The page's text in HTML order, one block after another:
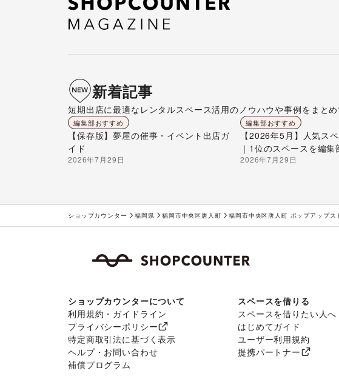
新着記事
短期出店に最適なレンタルスペース活用のノウハウや事例をまと
編集部おすすめ
【保存版】夢屋の催事・イベント出店ガ
イド
2026年7月29日
編集部おすすめ
【2026年5月】人気ス
｜1位のスペースを編集
2026年7月29日
ショップカウンター 福岡県 福岡市中央区唐人町 福岡市中央区唐人町 ポップアップス
ショップカウンターについて
利用規約・ガイドライン
プライバシーポリシー
特定商取引法に基づく表示
ヘルプ・お問い合わせ
補償プログラム
スペースを借りる
スペースを借りたい人へ
はじめてガイド
ユーザー利用規約
提携パートナー